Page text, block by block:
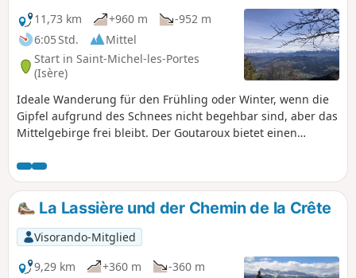
11,73 km
+960 m
-952 m
6:05 Std.
Mittel
Start in Saint-Michel-les-Portes
(Isère)
Ideale Wanderung für den Frühling oder Winter, wenn die
Gipfel aufgrund des Schnees nicht begehbar sind, aber das
Mittelgebirge frei bleibt. Der Goutaroux bietet einen
Mont Aguille und den Vercors, den Trièves, die Alpen bis
nach Grenoble und die Chartreuse. Diese Rundwanderung
ist eine Alternative zur Hin- und Rückwanderung von
Trézanne aus.
La Lassière und der Chemin de la Crête
Visorando-Mitglied
9,29 km
+360 m
-360 m